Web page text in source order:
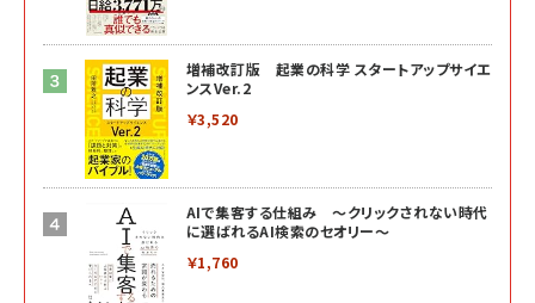
増補改訂版 起業の科学 スタートアップサイエ
ンスVer.2
￥3,520
AIで集客する仕組み ～クリックされない時代
に選ばれるAI検索のセオリー～
￥1,760